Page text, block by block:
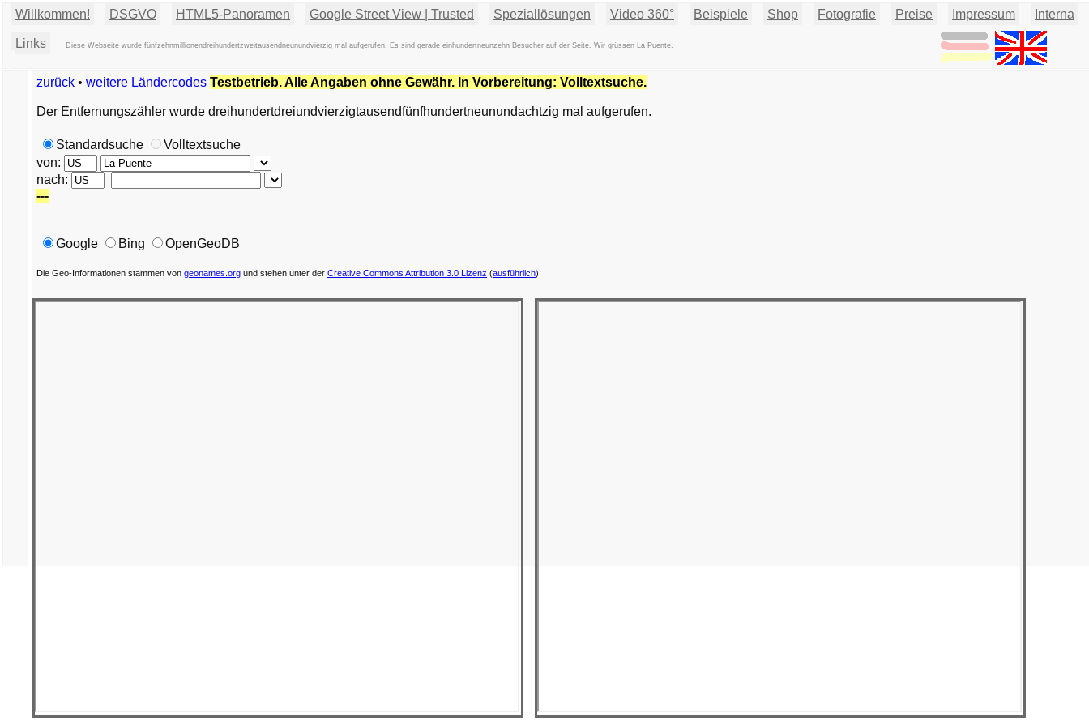
Willkommen! DSGVO HTML5-Panoramen Google Street View | Trusted Speziallösungen Video 360° Beispiele Shop Fotografie Preise Impressum Interna
Links Diese Webseite wurde fünfzehnmillionendreihundertzweitausendneunundvierzig mal aufgerufen. Es sind gerade einhundertneunzehn Besucher auf der Seite. Wir grüssen La Puente.
zurück • weitere Ländercodes Testbetrieb. Alle Angaben ohne Gewähr. In Vorbereitung: Volltextsuche.
Der Entfernungszähler wurde dreihundertdreiundvierzigtausendfünfhundertneunundachtzig mal aufgerufen.
Standardsuche
Volltextsuche
von:
nach:
---
Google Bing OpenGeoDB
Die Geo-Informationen stammen von geonames.org und stehen unter der Creative Commons Attribution 3.0 Lizenz (ausführlich).